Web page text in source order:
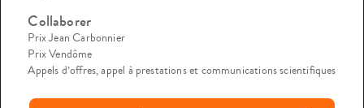
Collaborer
Prix Jean Carbonnier
Prix Vendôme
Appels d’offres, appel à prestations et communications scientifiques